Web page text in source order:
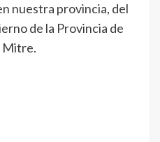
nuestra provincia, del
de la Provincia de
Mitre.